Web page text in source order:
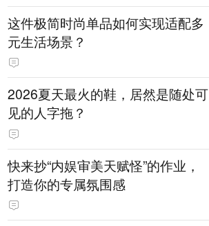
这件极简时尚单品如何实现适配多
元生活场景？
2026夏天最火的鞋，居然是随处可
见的人字拖？
快来抄“内娱审美天赋怪”的作业，
打造你的专属氛围感